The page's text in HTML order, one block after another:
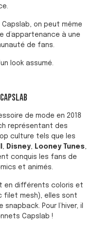
on peut même
d’appartenance à une
de fans.
look assumé.
de mode en 2018
représentant des
culture tels que les
Disney, Looney Tunes
conquis les fans de
et animés.
en différents coloris et
filet mesh), elles sont
Pour l’hiver, il
Capslab !